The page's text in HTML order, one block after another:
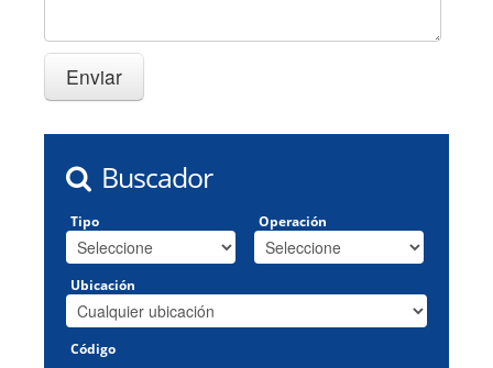
Buscador
Tipo Operación
Ubicación
Código